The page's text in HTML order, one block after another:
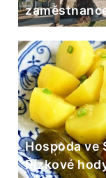
Hospoda ve
Řízkové